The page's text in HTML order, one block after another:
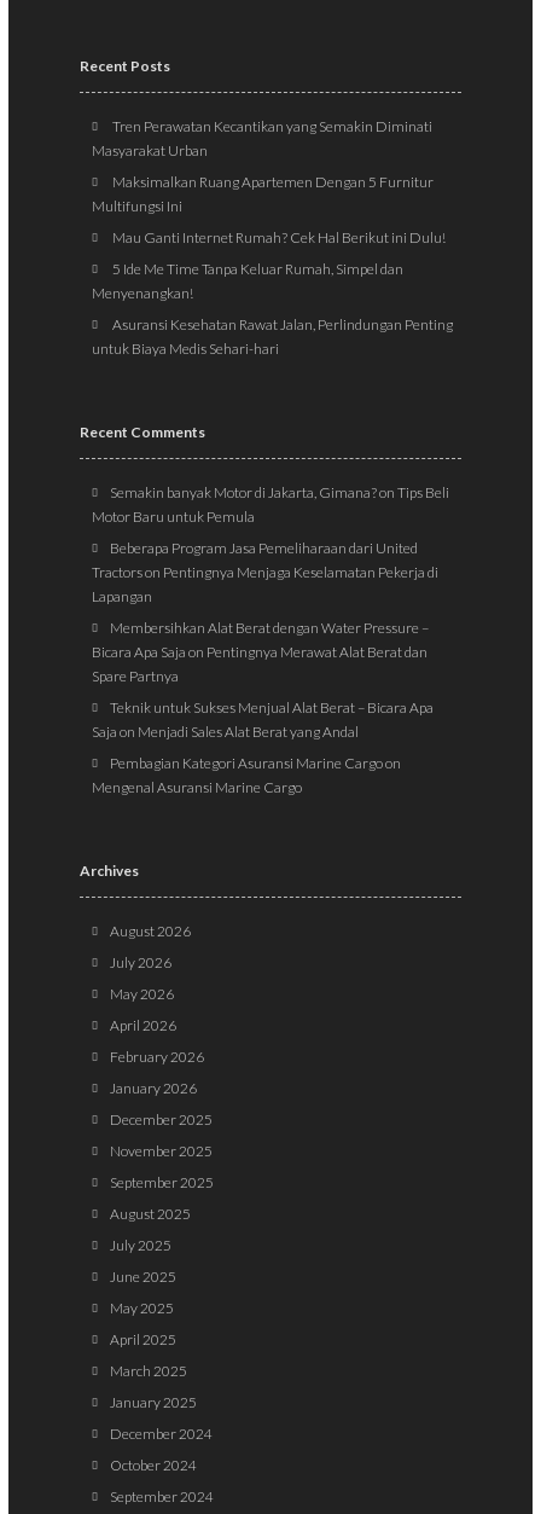
Recent Posts
Tren Perawatan Kecantikan yang Semakin Diminati
Masyarakat Urban
Maksimalkan Ruang Apartemen Dengan 5 Furnitur
Multifungsi Ini
Mau Ganti Internet Rumah? Cek Hal Berikut ini Dulu!
5 Ide Me Time Tanpa Keluar Rumah, Simpel dan
Menyenangkan!
Asuransi Kesehatan Rawat Jalan, Perlindungan Penting
untuk Biaya Medis Sehari-hari
Recent Comments
Semakin banyak Motor di Jakarta, Gimana?onTips Beli
Motor Baru untuk Pemula
Beberapa Program Jasa Pemeliharaan dari United
Tractorson Pentingnya Menjaga Keselamatan Pekerja di
Lapangan
Membersihkan Alat Berat dengan Water Pressure –
Bicara Apa Saja on Pentingnya Merawat Alat Berat dan
Spare Partnya
Teknik untuk Sukses Menjual Alat Berat – Bicara Apa
Saja on Menjadi Sales Alat Berat yang Andal
Pembagian Kategori Asuransi Marine Cargoon
Mengenal Asuransi Marine Cargo
Archives
August 2026
July 2026
May 2026
April 2026
February 2026
January 2026
December 2025
November 2025
September 2025
August 2025
July 2025
June 2025
May 2025
April 2025
March 2025
January 2025
December 2024
October 2024
September 2024